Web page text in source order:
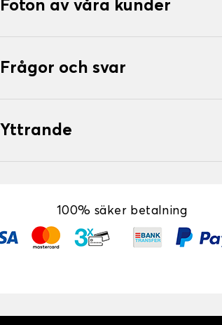
Foton av våra kunder
Frågor och svar
Yttrande
100% säker betalning